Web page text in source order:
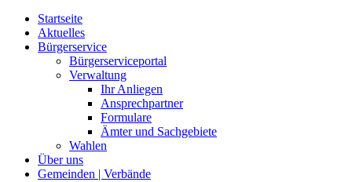
Startseite
Aktuelles
Bürgerservice
Bürgerserviceportal
Verwaltung
Ihr Anliegen
Ansprechpartner
Formulare
Ämter und Sachgebiete
Wahlen
Über uns
Gemeinden | Verbände